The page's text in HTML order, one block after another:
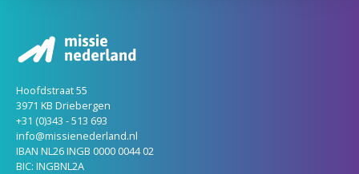
Hoofdstraat 55
3971 KB Driebergen
+31 (0)343 - 513 693
info@missienederland.nl
IBAN NL26 INGB 0000 0044 02
BIC: INGBNL2A